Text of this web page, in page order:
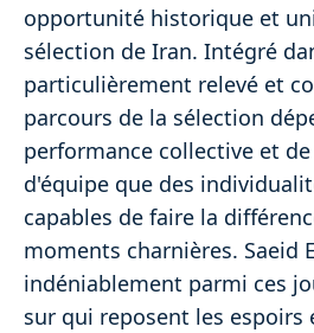
opportunité historique et
sélection de Iran. Intégré
particulièrement relevé et
parcours de la sélection
performance collective et
d'équipe que des
capables de faire la
moments charnières. Saeid
indéniablement parmi ces
sur qui reposent les espoirs